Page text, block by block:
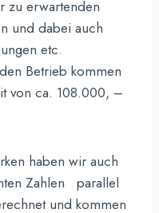
zu erwartenden
und dabei auch
etc.
Betrieb kommen
von ca. 108.000, –
haben wir auch
Zahlen parallel
und kommen